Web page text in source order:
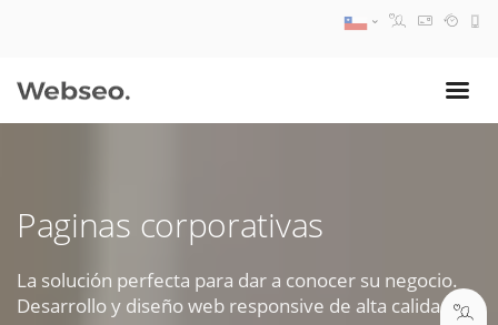
Paginas corporativas
La solución perfecta para dar a conocer su negocio.
Desarrollo y diseño web responsive de alta calidad.
09:30 AM A 18:30 PM
soporte@webseo.cl